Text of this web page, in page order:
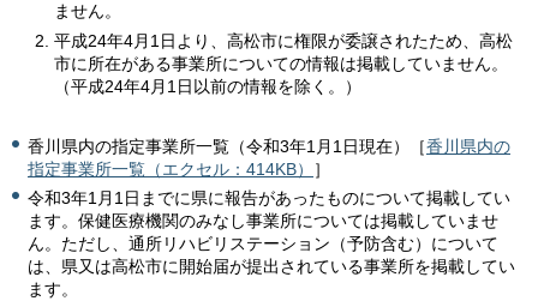
ません。
平成24年4月1日より、高松市に権限が委譲されたため、高松
市に所在がある事業所についての情報は掲載していません。
（平成24年4月1日以前の情報を除く。）
香川県内の指定事業所一覧（令和3年1月1日現在）［香川県内の
指定事業所一覧（エクセル：414KB）
］
令和3年1月1日までに県に報告があったものについて掲載してい
ます。保健医療機関のみなし事業所については掲載していませ
ん。ただし、通所リハビリステーション（予防含む）について
は、県又は高松市に開始届が提出されている事業所を掲載してい
ます。